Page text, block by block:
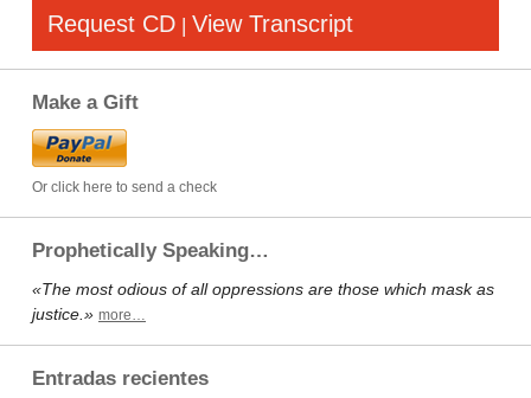
Request CD | View Transcript
Make a Gift
Or click here to send a check
Prophetically Speaking…
«The most odious of all oppressions are those which mask as
justice.» more…
Entradas recientes